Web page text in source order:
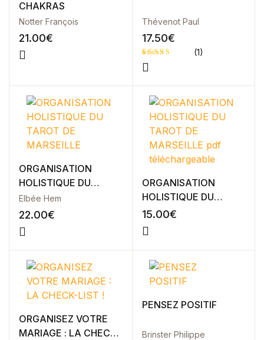
Shop List v8
Shop List v9
Blog v1
Blog v2
About Us
Auteurs
Coming Soon
Contact
FAQ
Pricing Table
Terms and Conditions
CHAKRAS
Notter François
21.00€
Thévenot Paul
17.50€
Noté
sur
1
client
(1)
ORGANISATION
HOLISTIQUE DU
TAROT DE MARSEILLE
Elbée Hem
22.00€
ORGANISATION
HOLISTIQUE DU
TAROT DE MARSEILLE
pdf téléchargeable
15.00€
ORGANISEZ VOTRE
MARIAGE : LA CHECK-
PENSEZ POSITIF
Brinster Philippe